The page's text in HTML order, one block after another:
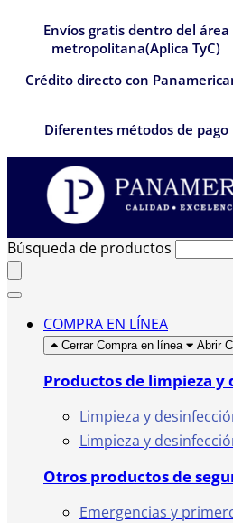
Envíos gratis dentro del área
metropolitana(Aplica TyC)
Crédito directo con
Diferentes métodos de pago
Búsqueda de productos
COMPRA EN LÍNEA
Cerrar Compra en línea Abrir
Productos de limpieza y
Limpieza y
Limpieza y
Otros productos de
Emergencias y